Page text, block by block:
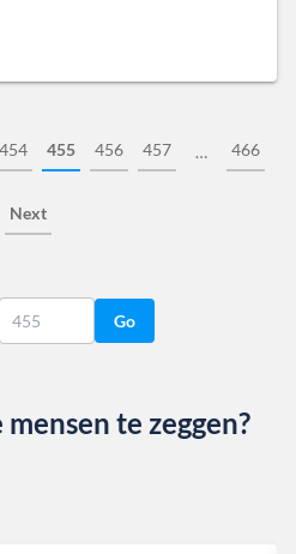
454 455 456 457 … 466
Next
Go
te zeggen?